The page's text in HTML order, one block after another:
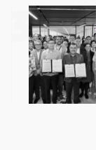
3